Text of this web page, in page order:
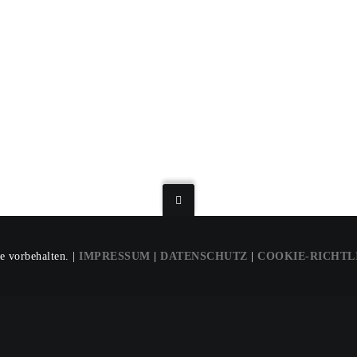
vorbehalten. | IMPRESSUM DATENSCHUTZ COOKIE-